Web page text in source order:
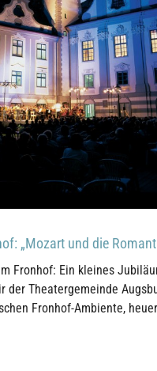
„Mozart und die
Fronhof: Ein kleines
der Theatergemeinde
Fronhof-Ambiente,